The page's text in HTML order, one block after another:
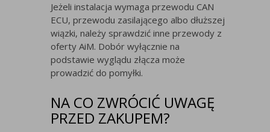
Jeżeli instalacja wymaga przewodu CAN
ECU, przewodu zasilającego albo dłuższej
wiązki, należy sprawdzić inne przewody z
oferty AiM. Dobór wyłącznie na
podstawie wyglądu złącza może
prowadzić do pomyłki.
NA CO ZWRÓCIĆ UWAGĘ
PRZED ZAKUPEM?